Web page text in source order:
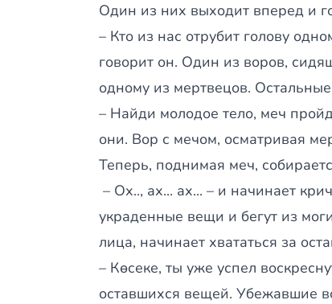
Один из них выходит вперед и
– Кто из нас отрубит голову
говорит он. Один из воров,
одному из мертвецов. Остальные
– Найди молодое тело, меч
они. Вор с мечом, осматривая
Теперь, поднимая меч,
– Ох.., ах... ах... – и начинает
украденные вещи и бегут из
лица, начинает хвататься за
– Көсеке, ты уже успел
оставшихся вещей. Убежавшие